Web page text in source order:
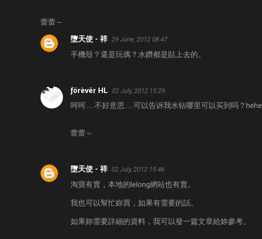
蕾蕾～
墮天使 - 祥 29 June, 2012 08:47
手機殼？還是玩偶？水鑽都是貼上去的。
ƒörèvër HL 02 July, 2012 15:29
呵呵……不好意思……可以告诉我水钻哪里可以买到吗？hehe
蕾蕾～
墮天使 - 祥 02 July, 2012 15:46
淘寶有賣，本地的lelong網站也有賣。
我也可以幫忙妳買，如果有需要的話。
如果妳需要詳細的資料，我可以發一篇文章給妳參考。